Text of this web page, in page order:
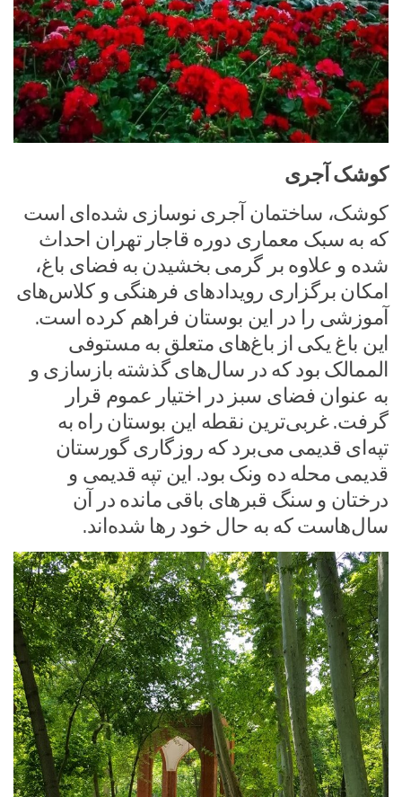
کوشک آجری
کوشک‏، ساختمان آجری نوسازی شده‌ای است
که به سبک معماری دوره قاجار تهران احداث
شده و علاوه بر گرمی بخشیدن به فضای باغ،
امکان برگزاری رویدادهای فرهنگی و کلاس‌های
آموزشی را در این بوستان فراهم کرده است.
این باغ یکی از باغ‌های متعلق به مستوفی
الممالک بود که در سال‌های گذشته بازسازی و
به عنوان فضای سبز در اختیار عموم قرار
گرفت. غربی‌ترین نقطه این بوستان راه به
تپه‌ای قدیمی می‌برد که روزگاری گورستان
قدیمی محله ده ونک بود. این تپه قدیمی و
درختان و سنگ قبرهای باقی مانده در آن
سال‌هاست که به حال خود رها شده‌اند.